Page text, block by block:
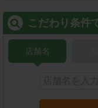
こだわり条件
店舗名